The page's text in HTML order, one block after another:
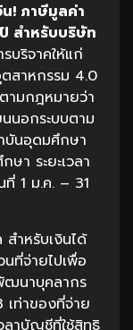
น! ภาษีมูลค่า
สำหรับบริษัท
บริจาคให้แก่
สาหกรรม 4.0
ามกฎหมายว่า
นอกระบบตาม
บันอุดมศึกษา
า ระยะเวลา
ที่ 1 ม.ค. – 31
ำหรับเงินได้
ที่จ่ายไปเพื่อ
ฒนาบุคลากร
เท่าของที่จ่าย